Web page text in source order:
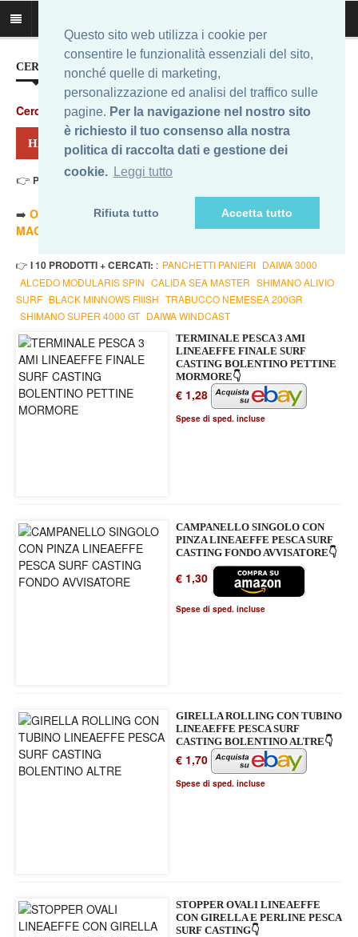
Questo sito web utilizza i cookie per
consentire le funzionalità essenziali del sito,
nonché quelle di marketing,
personalizzazione ed analisi del traffico sulle
pagine. Per la navigazione nel nostro sito
è richiesto il tuo consenso alla nostra
politica di raccolta dati e gestione dei
cookie. Leggi tutto
Rifiuta tutto Accetta tutto
CERCA IL MIGLIOR PREZZO...
Cerca
HAI CERCATO: LINEAEFFE SURF
👉 Prezzo Min. 1,28 Eur - Prezzo Max 99,00 Eur
➡️ ORDINA PER PREZZO MINORE
ORDINA PER PREZZO
MAGGIORE
- 🔥TUTTI
👉 I 10 PRODOTTI + CERCATI: : PANCHETTI PANIERI DAIWA 3000
ALCEDO MODULARIS SPIN CALIDA SEA MASTER SHIMANO ALIVIO
SURF BLACK MINNOWS FIIISH TRABUCCO NEMESEA 200GR
SHIMANO SUPER 4000 GT DAIWA WINDCAST
TERMINALE PESCA 3 AMI
LINEAEFFE FINALE SURF
CASTING BOLENTINO PETTINE
MORMORE👇
€ 1,28
Spese di sped. incluse
CAMPANELLO SINGOLO CON
PINZA LINEAEFFE PESCA SURF
CASTING FONDO AVVISATORE👇
€ 1,30
Spese di sped. incluse
GIRELLA ROLLING CON TUBINO
LINEAEFFE PESCA SURF
CASTING BOLENTINO ALTRE👇
€ 1,70
Spese di sped. incluse
STOPPER OVALI LINEAEFFE
CON GIRELLA E PERLINE PESCA
SURF CASTING👇